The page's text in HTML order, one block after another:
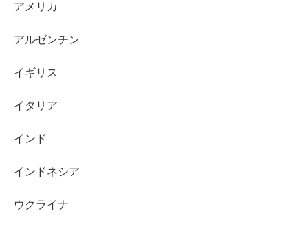
アメリカ
アルゼンチン
イギリス
イタリア
インド
インドネシア
ウクライナ